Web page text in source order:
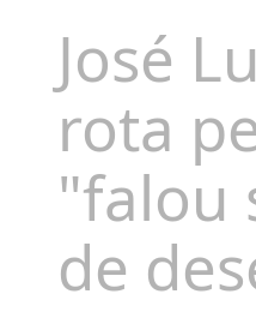
José
rota
"falou
de